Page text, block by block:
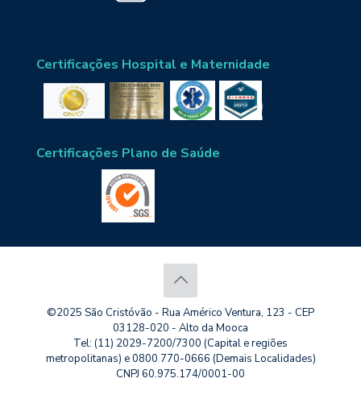
Certificações Hospital e Maternidade
Certificações Plano de Saúde
©2025 São Cristóvão - Rua Américo Ventura, 123 - CEP
03128-020 - Alto da Mooca
Tel: (11) 2029-7200/7300 (Capital e regiões
metropolitanas) e 0800 770-0666 (Demais Localidades)
CNPJ 60.975.174/0001-00